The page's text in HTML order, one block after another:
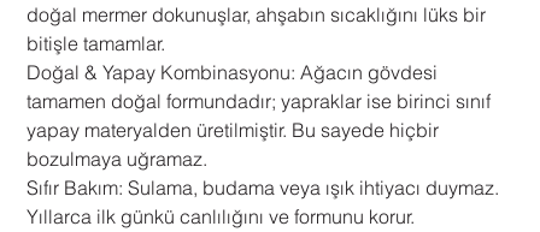
doğal mermer dokunuşlar, ahşabın sıcaklığını lüks bir
bitişle tamamlar.
​Doğal & Yapay Kombinasyonu: Ağacın gövdesi
tamamen doğal formundadır; yapraklar ise birinci sınıf
yapay materyalden üretilmiştir. Bu sayede hiçbir
bozulmaya uğramaz.
​Sıfır Bakım: Sulama, budama veya ışık ihtiyacı duymaz.
Yıllarca ilk günkü canlılığını ve formunu korur.